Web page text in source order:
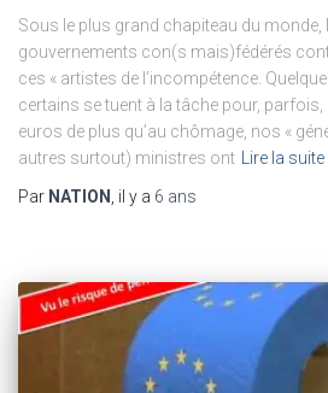
Sous le plus grand chapiteau du monde,
gouvernements con(s mais)fédérés
ces « artistes de l’incompétence.
certains se tuent à la tâche pour,
euros de plus qu’au chômage, nos «
autres surtout) ministres ont
Lire la suite
Par NATION , il y a 6 ans